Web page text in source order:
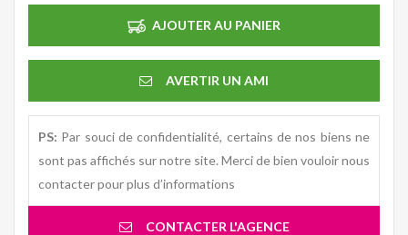
AJOUTER AU PANIER
AVERTIR UN AMI
PS: Par souci de confidentialité, certains de nos biens ne
sont pas affichés sur notre site. Merci de bien vouloir nous
contacter pour plus d’informations
CONTACTER L'AGENCE